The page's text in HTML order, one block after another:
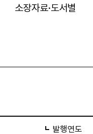
소장자료·도서별
발행연도